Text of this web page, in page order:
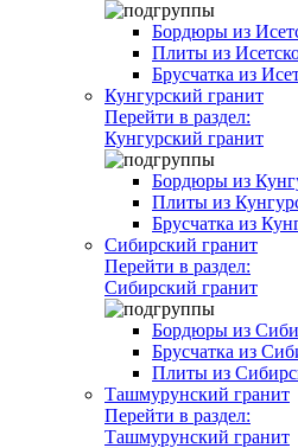
Бордюры из
Плиты из
Брусчатка из
Кунгурский гранит
Перейти в раздел:
Кунгурский гранит
Бордюры из
Плиты из
Брусчатка из
Сибирский гранит
Перейти в раздел:
Сибирский гранит
Бордюры из
Брусчатка из
Плиты из
Ташмурунский гранит
Перейти в раздел:
Ташмурунский гранит